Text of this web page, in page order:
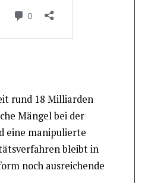
rund 18 Milliarden
Mängel bei der
eine manipulierte
bleibt in
noch ausreichende